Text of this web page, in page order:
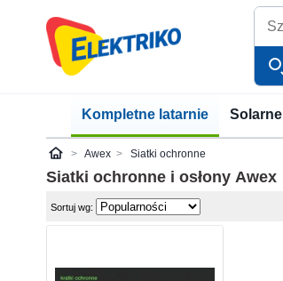
Kompletne latarnie Solarne
ElektrikoAwex Siatki ochronne
Siatki ochronne i osłony Awex
Sortuj wg: